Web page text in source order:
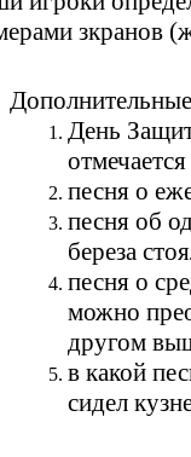
зкранов
День
песня о
песня об
береза
песня о
можно
другом
в какой
сидел